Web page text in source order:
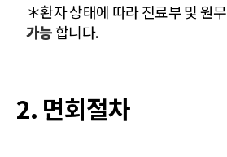
＊환자 상태에 따라 진료부 및 원
가능합니다.
2. 면회절차